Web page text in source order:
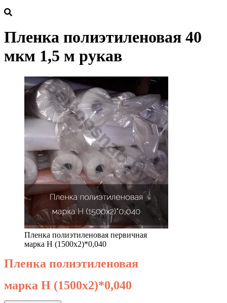
Пленка полиэтиленовая 40
мкм 1,5 м рукав
Пленка полиэтиленовая первичная
марка Н (1500х2)*0,040
Пленка полиэтиленовая
марка Н (1500х2)*0,040